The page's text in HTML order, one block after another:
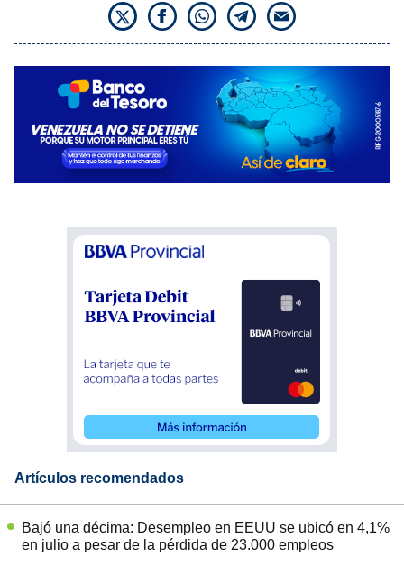
Artículos recomendados
Bajó una décima: Desempleo en EEUU se ubicó en 4,1%
en julio a pesar de la pérdida de 23.000 empleos